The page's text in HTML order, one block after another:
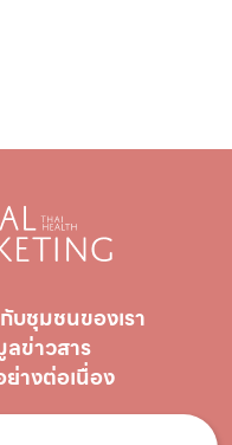
บชุมชนของเรา
ข่าวสาร
างต่อเนื่อง